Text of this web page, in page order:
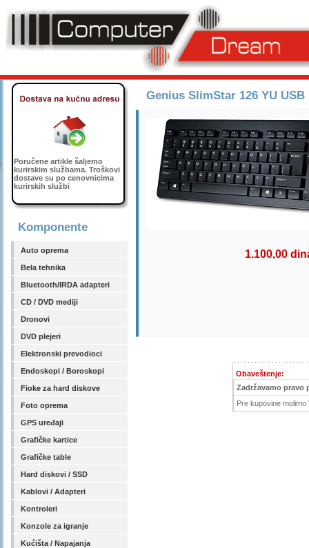
Poručene artikle šaljemo
kurirskim službama. Troškovi
dostave su po cenovnicima
kurirskih službi
Komponente
Auto oprema
Bela tehnika
Bluetooth/IRDA adapteri
CD / DVD mediji
Dronovi
DVD plejeri
Elektronski prevodioci
Endoskopi / Boroskopi
Fioke za hard diskove
Foto oprema
GPS uređaji
Grafičke kartice
Grafičke table
Hard diskovi / SSD
Kablovi / Adapteri
Kontroleri
Konzole za igranje
Kućišta / Napajanja
Genius SlimStar 126 YU USB
1.100,00
Obaveštenje:
Zadržavamo pravo
Pre kupovine